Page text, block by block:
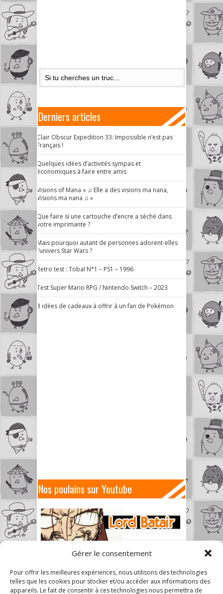
Gérer le consentement
Pour offrir les meilleures expériences, nous utilisons des technologies
telles que les cookies pour stocker et/ou accéder aux informations des
appareils. Le fait de consentir à ces technologies nous permettra de
Derniers articles
Clair Obscur Expedition 33: Impossible n’est pas
Français !
Quelques idées d’activités sympas et
économiques à faire entre amis
Visions of Mana « ♫ Elle a des visions ma nana,
Visions ma nana ♫ »
Que faire si une cartouche d’encre a séché dans
votre imprimante ?
Mais pourquoi autant de personnes adorent-elles
l’univers Star Wars ?
Retro test : Tobal N°1 – PS1 – 1996
Test Super Mario RPG / Nintendo Switch – 2023
3 idées de cadeaux à offrir à un fan de Pokémon
Nos poulains sur Youtube